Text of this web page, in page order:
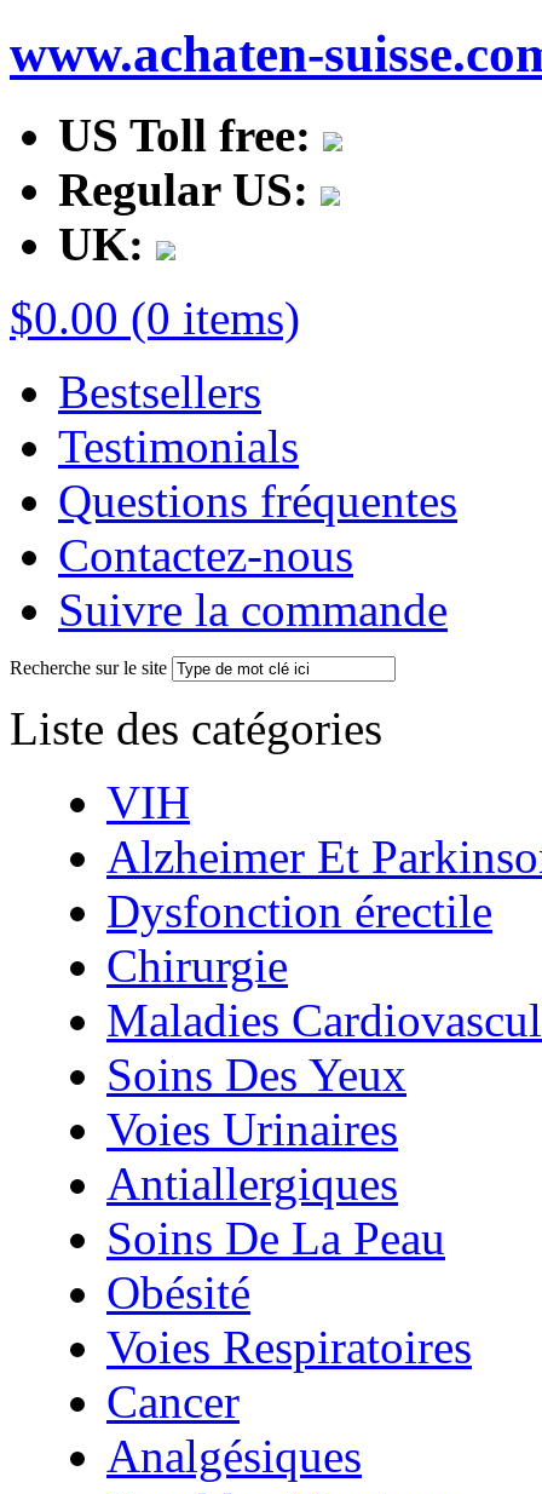
www.achaten-
US Toll free:
Regular US:
UK:
$0.00 (0 items)
Bestsellers
Testimonials
Questions fréquentes
Contactez-nous
Suivre la commande
Recherche sur le site
Liste des catégories
VIH
Alzheimer Et
Dysfonction érectile
Chirurgie
Maladies
Soins Des Yeux
Voies Urinaires
Antiallergiques
Soins De La Peau
Obésité
Voies Respiratoires
Cancer
Analgésiques